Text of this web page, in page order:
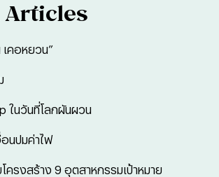
Articles
คอหยวน”
ในวันที่โลกผันผวน
นปมค่าไฟ
ครงสร้าง 9 อุตสาหกรรมเป้าหมาย